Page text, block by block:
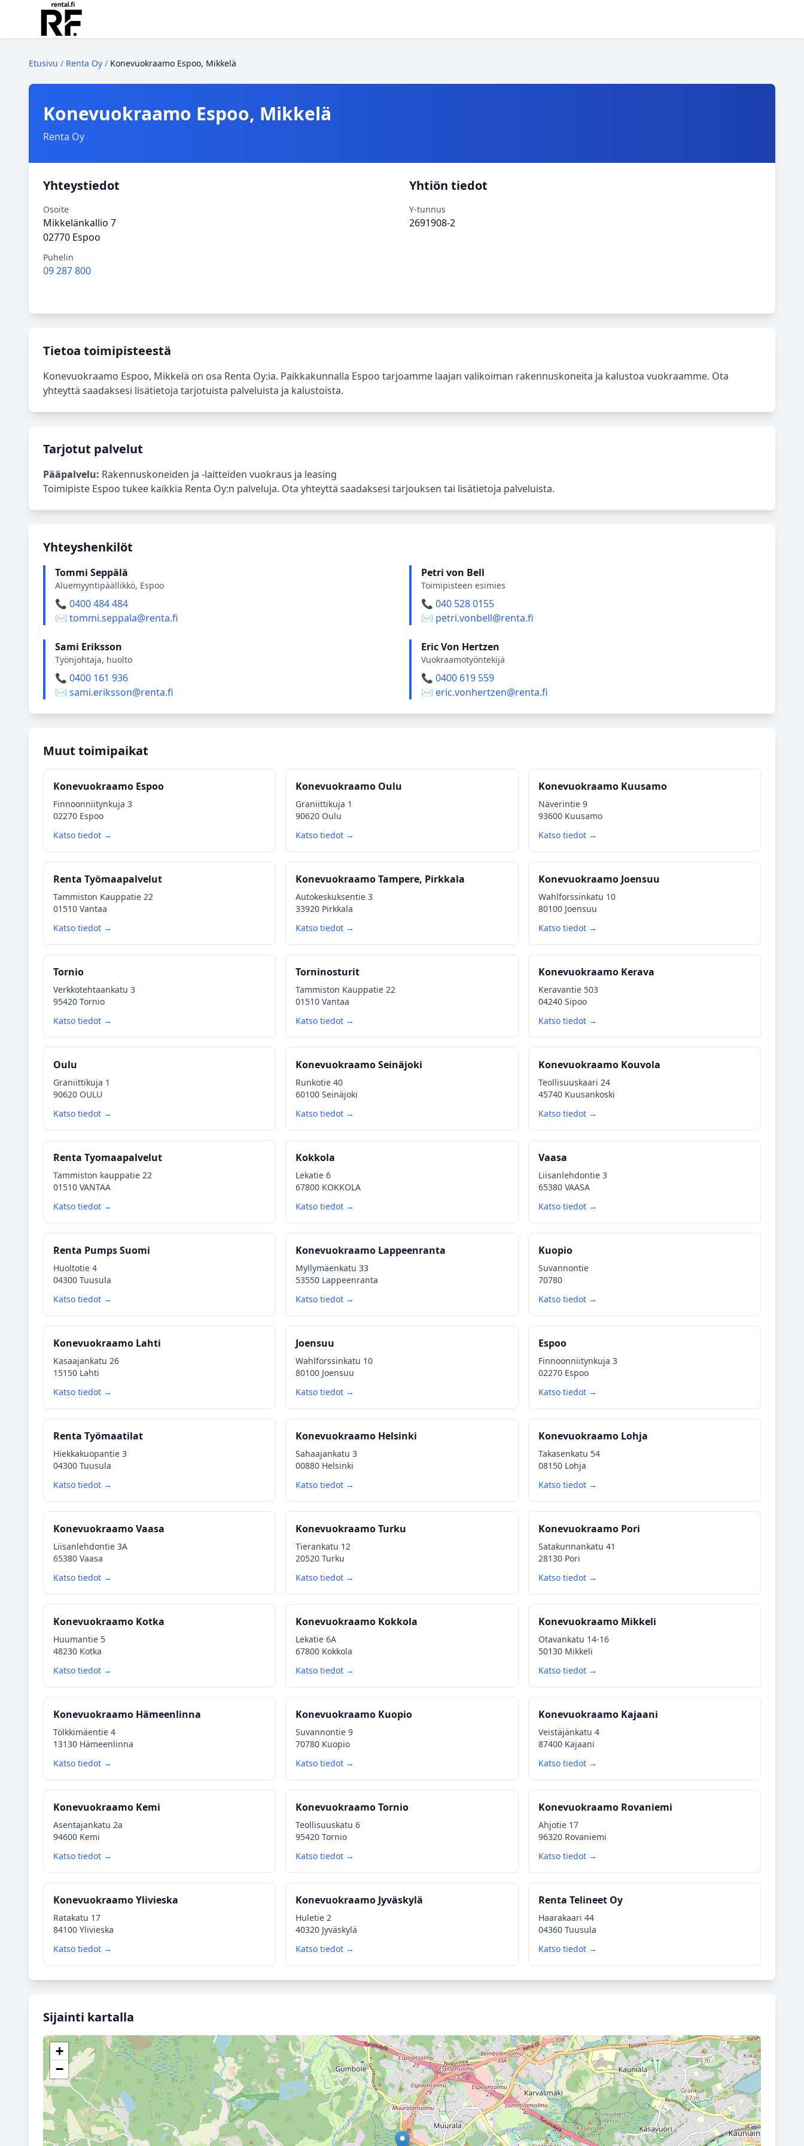
Etusivu / Renta Oy / Konevuokraamo Espoo, Mikkelä
Konevuokraamo Espoo, Mikkelä
Renta Oy
Yhteystiedot
Osoite
Mikkelänkallio 7
02770 Espoo
Puhelin
09 287 800
Yhtiön tiedot
Y-tunnus
2691908-2
Tietoa toimipisteestä
Konevuokraamo Espoo, Mikkelä on osa Renta Oy:ia. Paikkakunnalla Espoo tarjoamme laajan valikoiman rakennuskoneita ja kalustoa vuokraamme. Ota
yhteyttä saadaksesi lisätietoja tarjotuista palveluista ja kalustoista.
Tarjotut palvelut
Pääpalvelu: Rakennuskoneiden ja -laitteiden vuokraus ja leasing
Toimipiste Espoo tukee kaikkia Renta Oy:n palveluja. Ota yhteyttä saadaksesi tarjouksen tai lisätietoja palveluista.
Yhteyshenkilöt
Tommi Seppälä
Aluemyyntipäällikkö, Espoo
📞 0400 484 484
✉️ tommi.seppala@renta.fi
Petri von Bell
Toimipisteen esimies
📞 040 528 0155
✉️ petri.vonbell@renta.fi
Sami Eriksson
Työnjohtaja, huolto
📞 0400 161 936
✉️ sami.eriksson@renta.fi
Eric Von Hertzen
Vuokraamotyöntekijä
📞 0400 619 559
✉️ eric.vonhertzen@renta.fi
Muut toimipaikat
Konevuokraamo Espoo
Finnoonniitynkuja 3
02270 Espoo
Katso tiedot →
Konevuokraamo Oulu
Graniittikuja 1
90620 Oulu
Katso tiedot →
Konevuokraamo Kuusamo
Näverintie 9
93600 Kuusamo
Katso tiedot →
Renta Työmaapalvelut
Tammiston Kauppatie 22
01510 Vantaa
Katso tiedot →
Konevuokraamo Tampere, Pirkkala
Autokeskuksentie 3
33920 Pirkkala
Katso tiedot →
Konevuokraamo Joensuu
Wahlforssinkatu 10
80100 Joensuu
Katso tiedot →
Tornio
Verkkotehtaankatu 3
95420 Tornio
Katso tiedot →
Torninosturit
Tammiston Kauppatie 22
01510 Vantaa
Katso tiedot →
Konevuokraamo Kerava
Keravantie 503
04240 Sipoo
Katso tiedot →
Oulu
Graniittikuja 1
90620 OULU
Katso tiedot →
Konevuokraamo Seinäjoki
Runkotie 40
60100 Seinäjoki
Katso tiedot →
Konevuokraamo Kouvola
Teollisuuskaari 24
45740 Kuusankoski
Katso tiedot →
Renta Tyomaapalvelut
Tammiston kauppatie 22
01510 VANTAA
Katso tiedot →
Kokkola
Lekatie 6
67800 KOKKOLA
Katso tiedot →
Vaasa
Liisanlehdontie 3
65380 VAASA
Katso tiedot →
Renta Pumps Suomi
Huoltotie 4
04300 Tuusula
Katso tiedot →
Konevuokraamo Lappeenranta
Myllymäenkatu 33
53550 Lappeenranta
Katso tiedot →
Kuopio
Suvannontie
70780
Katso tiedot →
Konevuokraamo Lahti
Kasaajankatu 26
15150 Lahti
Katso tiedot →
Joensuu
Wahlforssinkatu 10
80100 Joensuu
Katso tiedot →
Espoo
Finnoonniitynkuja 3
02270 Espoo
Katso tiedot →
Renta Työmaatilat
Hiekkakuopantie 3
04300 Tuusula
Katso tiedot →
Konevuokraamo Helsinki
Sahaajankatu 3
00880 Helsinki
Katso tiedot →
Konevuokraamo Lohja
Takasenkatu 54
08150 Lohja
Katso tiedot →
Konevuokraamo Vaasa
Liisanlehdontie 3A
65380 Vaasa
Katso tiedot →
Konevuokraamo Turku
Tierankatu 12
20520 Turku
Katso tiedot →
Konevuokraamo Pori
Satakunnankatu 41
28130 Pori
Katso tiedot →
Konevuokraamo Kotka
Huumantie 5
48230 Kotka
Katso tiedot →
Konevuokraamo Kokkola
Lekatie 6A
67800 Kokkola
Katso tiedot →
Konevuokraamo Mikkeli
Otavankatu 14-16
50130 Mikkeli
Katso tiedot →
Konevuokraamo Hämeenlinna
Tölkkimäentie 4
13130 Hämeenlinna
Katso tiedot →
Konevuokraamo Kuopio
Suvannontie 9
70780 Kuopio
Katso tiedot →
Konevuokraamo Kajaani
Veistäjänkatu 4
87400 Kajaani
Katso tiedot →
Konevuokraamo Kemi
Asentajankatu 2a
94600 Kemi
Katso tiedot →
Konevuokraamo Tornio
Teollisuuskatu 6
95420 Tornio
Katso tiedot →
Konevuokraamo Rovaniemi
Ahjotie 17
96320 Rovaniemi
Katso tiedot →
Konevuokraamo Ylivieska
Ratakatu 17
84100 Ylivieska
Katso tiedot →
Konevuokraamo Jyväskylä
Huletie 2
40320 Jyväskylä
Katso tiedot →
Renta Telineet Oy
Haarakaari 44
04360 Tuusula
Katso tiedot →
Sijainti kartalla
+
−